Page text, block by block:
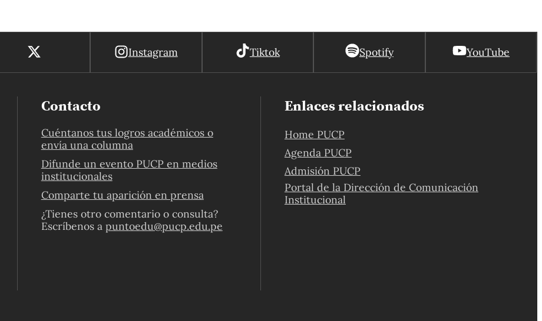
Instagram Tiktok Spotify YouTube
Contacto
Cuéntanos tus logros académicos o
envía una columna
Difunde un evento PUCP en medios
institucionales
Comparte tu aparición en prensa
¿Tienes otro comentario o consulta?
Escríbenos a puntoedu@pucp.edu.pe
Enlaces relacionados
Home PUCP
Agenda PUCP
Admisión PUCP
Portal de la Dirección de Comunicación
Institucional